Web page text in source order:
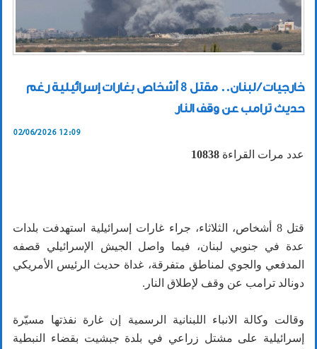
خارجيات / لبنان.. مقتل 8 أشخاص بغارات إسرائيلية رغم
حديث ترامب عن وقف النار
02/06/2026 12:09
عدد مرات القراءة 10838
قتل 8 أشخاص، الثلاثاء، جراء غارات إسرائيلية استهدفت بلدات
عدة في جنوبي لبنان، فيما واصل الجيش الإسرائيلي قصفه
المدفعي والجوي لمناطق متفرقة، غداة حديث الرئيس الأمريكي
دونالد ترامب عن وقف لإطلاق النار.
وقالت وكالة الانباء اللبنانية الرسمية إن غارة نفذتها مسيّرة
إسرائيلية على مشتل زراعي في بلدة جبشيت بقضاء النبطية